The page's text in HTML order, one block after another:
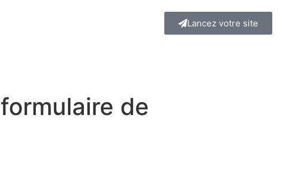
Lancez votre site
de